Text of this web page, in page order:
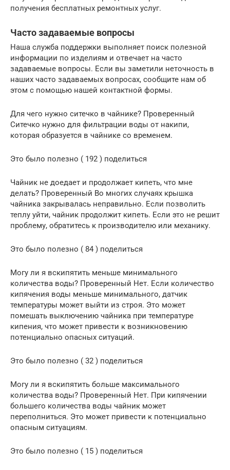
получения бесплатных ремонтных услуг.
Часто задаваемые вопросы
Наша служба поддержки выполняет поиск полезной
информации по изделиям и отвечает на часто
задаваемые вопросы. Если вы заметили неточность в
наших часто задаваемых вопросах, сообщите нам об
этом с помощью нашей контактной формы.
Для чего нужно ситечко в чайнике? Проверенный
Ситечко нужно для фильтрации воды от накипи,
которая образуется в чайнике со временем.
Это было полезно ( 192 ) поделиться
Чайник не доедает и продолжает кипеть, что мне
делать? Проверенный Во многих случаях крышка
чайника закрывалась неправильно. Если позволить
теплу уйти, чайник продолжит кипеть. Если это не решит
проблему, обратитесь к производителю или механику.
Это было полезно ( 84 ) поделиться
Могу ли я вскипятить меньше минимального
количества воды? Проверенный Нет. Если количество
кипячения воды меньше минимального, датчик
температуры может выйти из строя. Это может
помешать выключению чайника при температуре
кипения, что может привести к возникновению
потенциально опасных ситуаций.
Это было полезно ( 32 ) поделиться
Могу ли я вскипятить больше максимального
количества воды? Проверенный Нет. При кипячении
большего количества воды чайник может
переполниться. Это может привести к потенциально
опасным ситуациям.
Это было полезно ( 15 ) поделиться